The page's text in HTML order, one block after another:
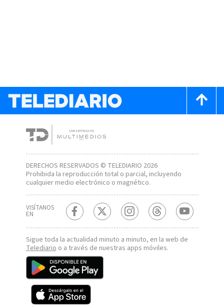
DERECHOS RESERVADOS © TELEDIARIO 2026
Prohibida la reproducción total o parcial, incluyendo
cualquier medio electrónico o magnético.
VISÍTANOS
EN
Sigue toda la actualidad minuto a minuto, en la web de
Telediario o a través de nuestras apps móviles.